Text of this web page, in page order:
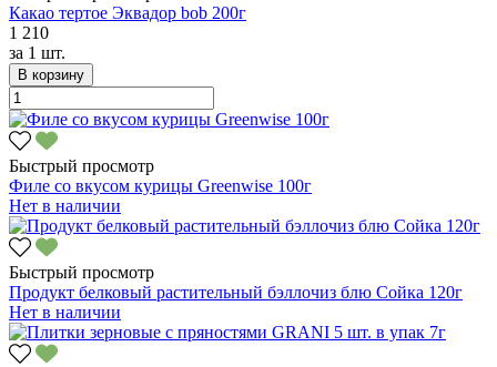
Какао тертое Эквадор bob 200г
1 210
за 1 шт.
В корзину
Быстрый просмотр
Филе со вкусом курицы Greenwise 100г
Нет в наличии
Быстрый просмотр
Продукт белковый растительный бэллочиз блю Сойка 120г
Нет в наличии